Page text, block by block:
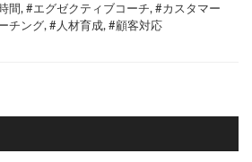
間, #エグゼクティブコーチ, #カスタマー
チング, #人材育成, #顧客対応